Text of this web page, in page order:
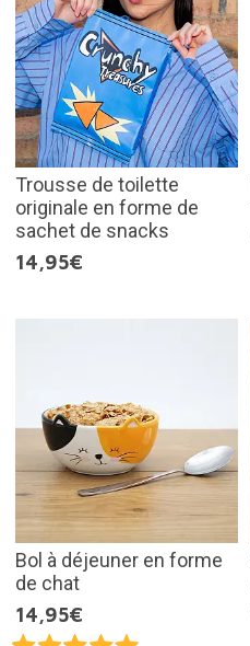
Trousse de toilette
originale en forme de
sachet de snacks
14,95€
Bol à déjeuner en forme
de chat
14,95€